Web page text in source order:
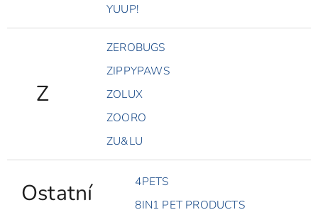
YUUP!
Z
ZEROBUGS
ZIPPYPAWS
ZOLUX
ZOORO
ZU&LU
Ostatní
4PETS
8IN1 PET PRODUCTS